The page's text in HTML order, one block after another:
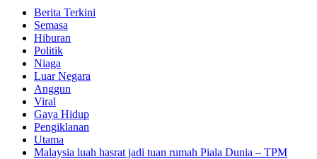
Berita Terkini
Semasa
Hiburan
Politik
Niaga
Luar Negara
Anggun
Viral
Gaya Hidup
Pengiklanan
Utama
Malaysia luah hasrat jadi tuan rumah Piala Dunia – TPM